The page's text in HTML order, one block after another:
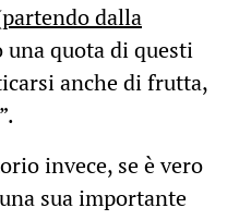
partendo dalla
una quota di questi
anche di frutta,
invece, se è vero
sua importante